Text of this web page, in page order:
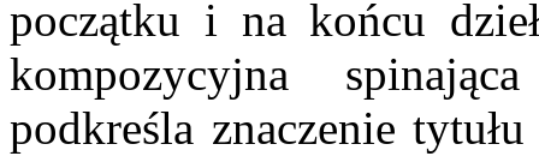
początku i na końcu
kompozycyjna
podkreśla znaczenie